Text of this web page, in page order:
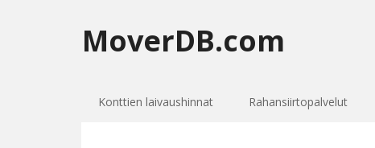
MoverDB.com
Konttien laivaushinnat Rahansiirtopalvelut